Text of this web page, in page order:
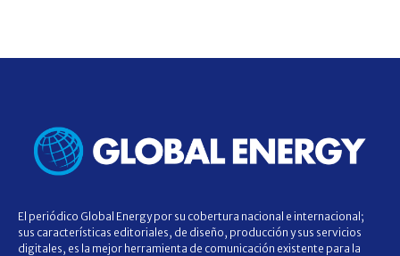
El periódico Global Energy por su cobertura nacional e internacional;
sus características editoriales, de diseño, producción y sus servicios
digitales, es la mejor herramienta de comunicación existente para la